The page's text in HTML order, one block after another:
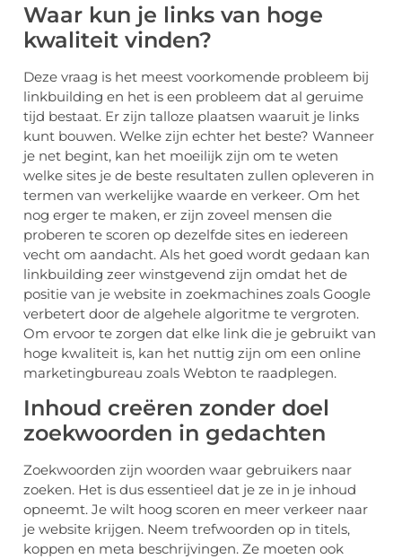
Waar kun je links van hoge
kwaliteit vinden?
Deze vraag is het meest voorkomende probleem bij
linkbuilding en het is een probleem dat al geruime
tijd bestaat. Er zijn talloze plaatsen waaruit je links
kunt bouwen. Welke zijn echter het beste? Wanneer
je net begint, kan het moeilijk zijn om te weten
welke sites je de beste resultaten zullen opleveren in
termen van werkelijke waarde en verkeer. Om het
nog erger te maken, er zijn zoveel mensen die
proberen te scoren op dezelfde sites en iedereen
vecht om aandacht. Als het goed wordt gedaan kan
linkbuilding zeer winstgevend zijn omdat het de
positie van je website in zoekmachines zoals Google
verbetert door de algehele algoritme te vergroten.
Om ervoor te zorgen dat elke link die je gebruikt van
hoge kwaliteit is, kan het nuttig zijn om een ​​online
marketingbureau zoals Webton te raadplegen.
Inhoud creëren zonder doel
zoekwoorden in gedachten
Zoekwoorden zijn woorden waar gebruikers naar
zoeken. Het is dus essentieel dat je ze in je inhoud
opneemt. Je wilt hoog scoren en meer verkeer naar
je website krijgen. Neem trefwoorden op in titels,
koppen en meta beschrijvingen. Ze moeten ook